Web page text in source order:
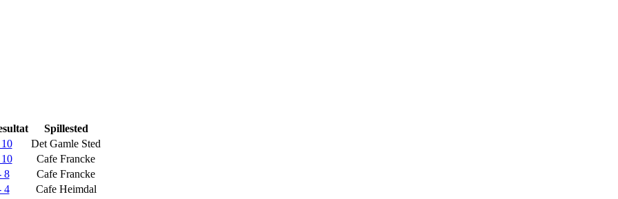
Spillested
Det Gamle Sted
Cafe Francke
8
Cafe Francke
4
Cafe Heimdal